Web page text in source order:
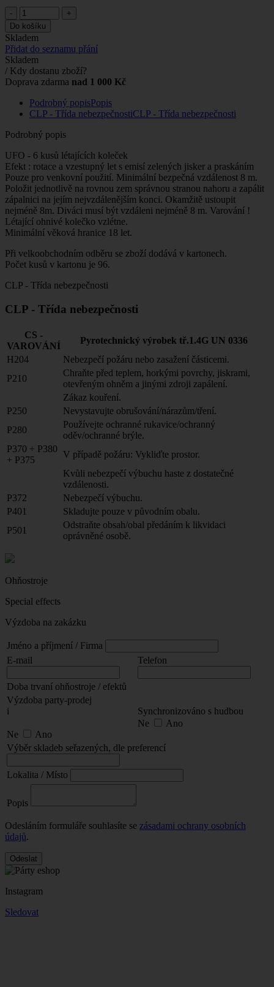
-
+
Do košíku
Skladem
Přidat do seznamu přání
Skladem
/ Kdy dostanu zboží?
Doprava zdarma nad 1 000 Kč
Podrobný popisPopis
CLP - Třída nebezpečnostiCLP - Třída nebezpečnosti
Podrobný popis
UFO - 6 kusů létajících koleček
Efekt : rotace a vzestupný let s emisí zelených jisker a praskáním
Pouze pro venkovní použití. Minimální bezpečná vzdálenost 8 m.
Položit jednotlivě na rovnou zem správnou stranou nahoru a zapálit
zápalnici na jejím nejvzdálenějším konci. Okamžitě ustoupit
nejméně 8m. Diváci musí být vzdáleni nejméně 8 m. Varování !
Létající ohnivé kolečko vzlétne.
Minimální věková hranice 18 let.
Při velkoobchodním odběru se zboží dodává v kartonech.
Počet kusů v kartonu je 96.
CLP - Třída nebezpečnosti
CLP - Třída nebezpečnosti
CS -
VAROVÁNÍ
Pyrotechnický výrobek tř.1.4G UN 0336
H204
Nebezpečí požáru nebo zasažení částicemi.
P210
Chraňte před teplem, horkými povrchy, jiskrami,
otevřeným ohněm a jinými zdroji zapálení.
Zákaz kouření.
P250
Nevystavujte obrušování/nárazům/tření.
P280
Používejte ochranné rukavice/ochranný
oděv/ochranné brýle.
P370 + P380
+ P375
V případě požáru: Vykliďte prostor.
Kvůli nebezpečí výbuchu haste z dostatečné
vzdálenosti.
P372
Nebezpečí výbuchu.
P401
Skladujte pouze v původním obalu.
P501
Odstraňte obsah/obal předáním k likvidaci
oprávněné osobě.
Ohňostroje
Special effects
Výzdoba na zakázku
Jméno a příjmení / Firma
E-mail
Telefon
Doba trvaní ohňostroje / efektů
Výzdoba party-prodej
i
Ne Ano
Synchronizováno s hudbou
Ne
Ano
Výběr skladeb seřazených, dle preferencí
Lokalita / Místo
Popis
Odesláním formuláře souhlasíte se zásadami ochrany osobních
údajů.
Odeslat
Instagram
Sledovat